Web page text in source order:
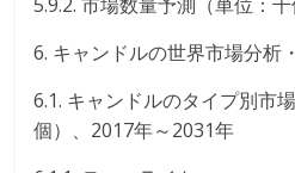
6. キャンドルの世界市場分析
6.1. キャンドルのタイプ別市
個）、2017年～2031年